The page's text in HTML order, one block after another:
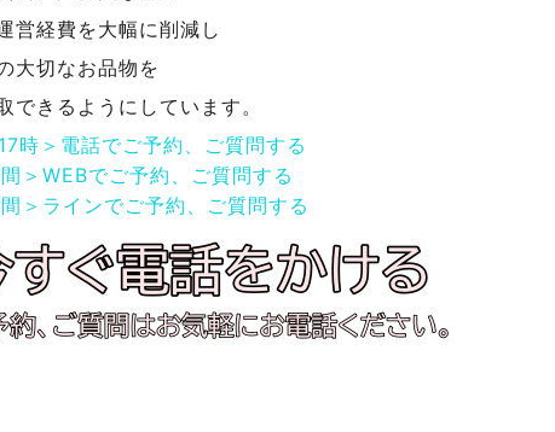
営経費を大幅に削減し
大切なお品物を
できるようにしています。
時＞電話でご予約、ご質問する
＞WEBでご予約、ご質問する
＞ラインでご予約、ご質問する